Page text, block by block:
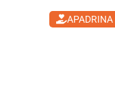
APADRINA